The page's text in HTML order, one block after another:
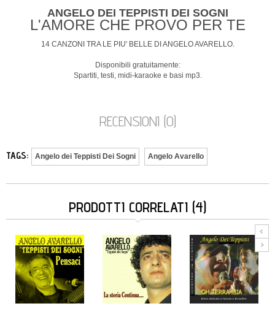
ANGELO DEI TEPPISTI DEI SOGNI
L'AMORE CHE PROVO PER TE
14 CANZONI TRA LE PIU' BELLE DI ANGELO AVARELLO.
Disponibili gratuitamente:
Spartiti, testi, midi-karaoke e basi mp3.
RECENSIONI (0)
TAGS: Angelo dei Teppisti Dei Sogni Angelo Avarello
PRODOTTI CORRELATI (4)